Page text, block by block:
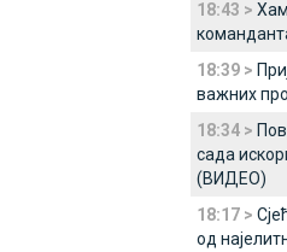
18:43 >
18:39 >
важних
18:34 >
сада
(ВИДЕО)
18:17 >
од